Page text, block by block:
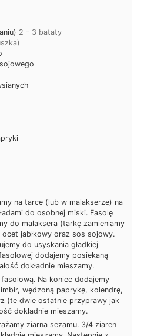
2 - 3 bataty
na tarce (lub w malakserze) na
do osobnej miski. Fasolę
do malaksera (tarkę zamieniamy
jabłkowy oraz sos sojowy.
do usyskania gładkiej
dodajemy posiekaną
dokładnie mieszamy.
Na koniec dodajemy
wędzoną paprykę, kolendrę,
(te dwie ostatnie przyprawy jak
dokładnie mieszamy.
ziarna sezamu. 3/4 ziaren